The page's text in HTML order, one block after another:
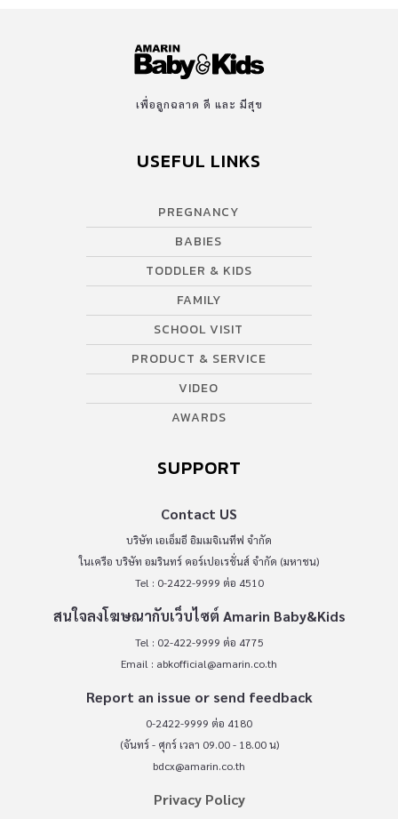
เซนติเมตร โซนนี้กิจกรรมเพียบ เช่น […]
เพื่อลูกฉลาด ดี และ มีสุข
USEFUL LINKS
PREGNANCY
BABIES
TODDLER & KIDS
FAMILY
SCHOOL VISIT
PRODUCT & SERVICE
VIDEO
AWARDS
SUPPORT
Contact US
บริษัท เอเอ็มอี อิมเมจิเนทีฟ จำกัด
ในเครือ บริษัท อมรินทร์ คอร์เปอเรชั่นส์ จำกัด (มหาชน)
Tel : 0-2422-9999 ต่อ 4510
สนใจลงโฆษณากับเว็บไซต์ Amarin Baby&Kids
Tel : 02-422-9999 ต่อ 4775
Email : abkofficial@amarin.co.th
Report an issue or send feedback
0-2422-9999 ต่อ 4180
(จันทร์ - ศุกร์ เวลา 09.00 - 18.00 น)
bdcx@amarin.co.th
Privacy Policy